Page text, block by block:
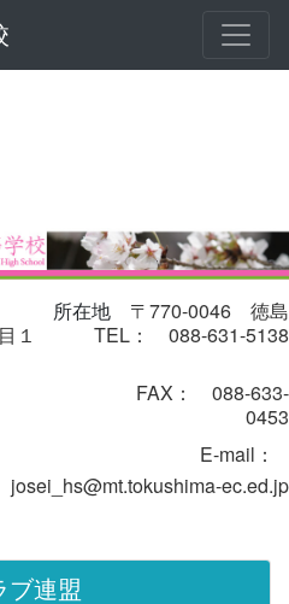
〒770-0046 徳島
丁目１ TEL： 088-631-5138
： 088-633-
0453
：
josei_hs@mt.tokushima-ec.ed.jp
ブ連盟